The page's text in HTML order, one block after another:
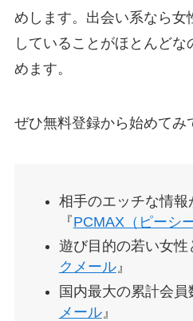
めします。出会い系なら女
していることがほとんど
めます。
ぜひ無料登録から始めてみ
相手のエッチな情報
『PCMAX（ピーシ
遊び目的の若い女性
クメール』
国内最大の累計会員
メール』